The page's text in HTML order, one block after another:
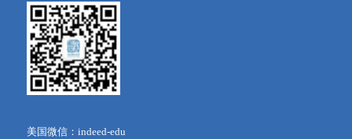
美国微信：indeed-edu